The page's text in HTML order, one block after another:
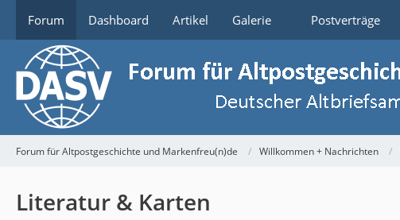
Forum Dashboard Artikel Galerie Postverträge
Forum für Altpostgeschichte und Markenfreu(n)de Willkommen + Nachrichten
Literatur & Karten